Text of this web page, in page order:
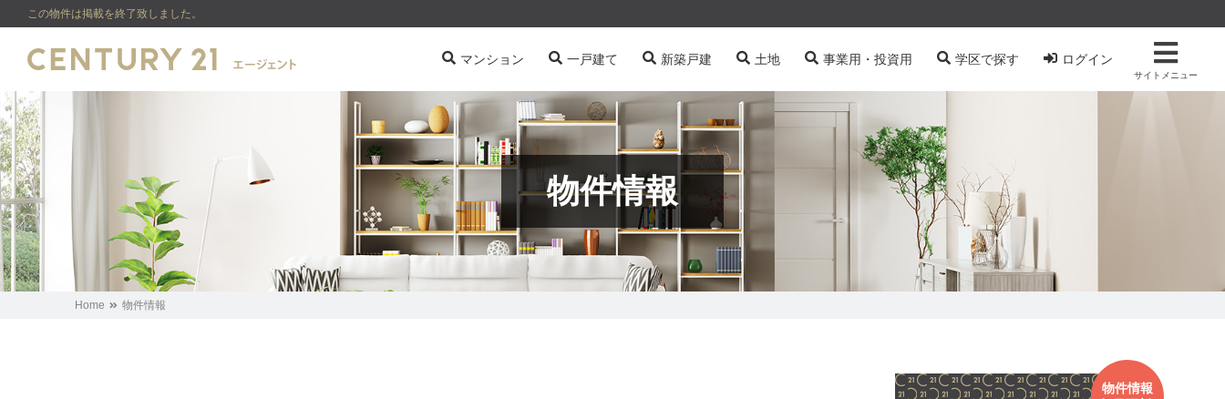
この物件は掲載を終了致しました。
マンション 一戸建て 新築戸建 土地 事業用・投資用 学区で探す ログイン
サイトメニュー
物件情報
Home 物件情報
物件情報